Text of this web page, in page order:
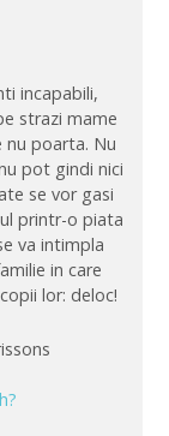
incapabili,
strazi mame
nu poarta. Nu
pot gindi nici
se vor gasi
printr-o piata
va intimpla
in care
lor: deloc!